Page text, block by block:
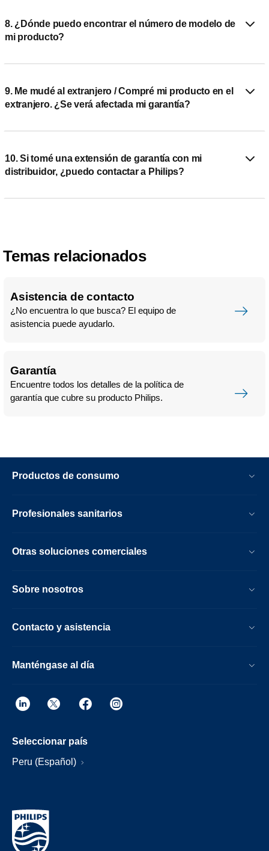
8. ¿Dónde puedo encontrar el número de modelo de
mi producto?
9. Me mudé al extranjero / Compré mi producto en el
extranjero. ¿Se verá afectada mi garantía?
10. Si tomé una extensión de garantía con mi
distribuidor, ¿puedo contactar a Philips?
Temas relacionados
Asistencia de contacto
¿No encuentra lo que busca? El equipo de
asistencia puede ayudarlo.
Garantía
Encuentre todos los detalles de la política de
garantía que cubre su producto Philips.
Productos de consumo
Profesionales sanitarios
Otras soluciones comerciales
Sobre nosotros
Contacto y asistencia
Manténgase al día
Seleccionar país
Peru (Español)